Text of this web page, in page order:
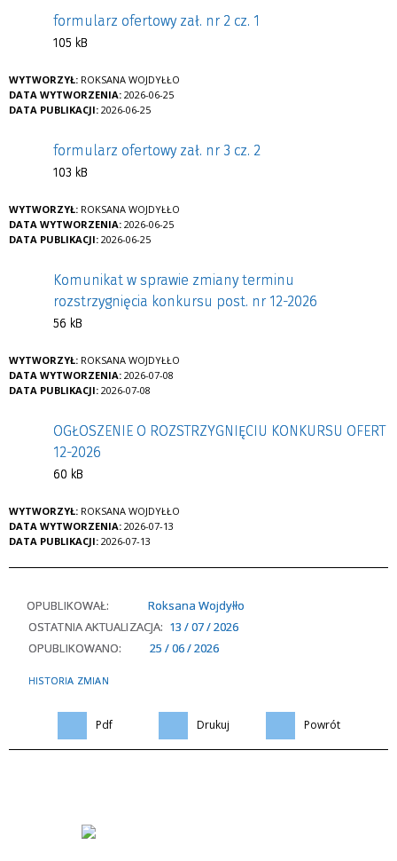
formularz ofertowy zał. nr 2 cz. 1
105 kB
WYTWORZYŁ: ROKSANA WOJDYŁŁO
DATA WYTWORZENIA: 2026-06-25
DATA PUBLIKACJI: 2026-06-25
formularz ofertowy zał. nr 3 cz. 2
103 kB
WYTWORZYŁ: ROKSANA WOJDYŁŁO
DATA WYTWORZENIA: 2026-06-25
DATA PUBLIKACJI: 2026-06-25
Komunikat w sprawie zmiany terminu
rozstrzygnięcia konkursu post. nr 12-2026
56 kB
WYTWORZYŁ: ROKSANA WOJDYŁŁO
DATA WYTWORZENIA: 2026-07-08
DATA PUBLIKACJI: 2026-07-08
OGŁOSZENIE O ROZSTRZYGNIĘCIU KONKURSU OFERT
12-2026
60 kB
WYTWORZYŁ: ROKSANA WOJDYŁŁO
DATA WYTWORZENIA: 2026-07-13
DATA PUBLIKACJI: 2026-07-13
OPUBLIKOWAŁ:
Roksana Wojdyłło
OSTATNIA AKTUALIZACJA: 13 / 07 / 2026
OPUBLIKOWANO:
25 / 06 / 2026
HISTORIA ZMIAN
Pdf Drukuj Powrót